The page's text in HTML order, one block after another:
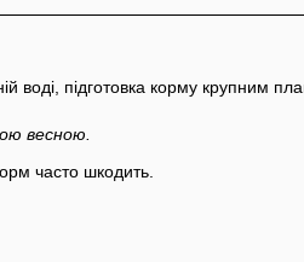
весною.
часто шкодить.